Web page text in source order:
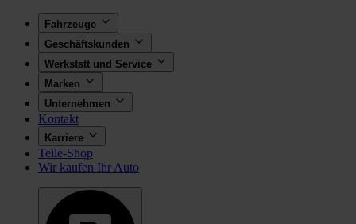
Fahrzeuge
Geschäftskunden
Werkstatt und Service
Marken
Unternehmen
Kontakt
Karriere
Teile-Shop
Wir kaufen Ihr Auto